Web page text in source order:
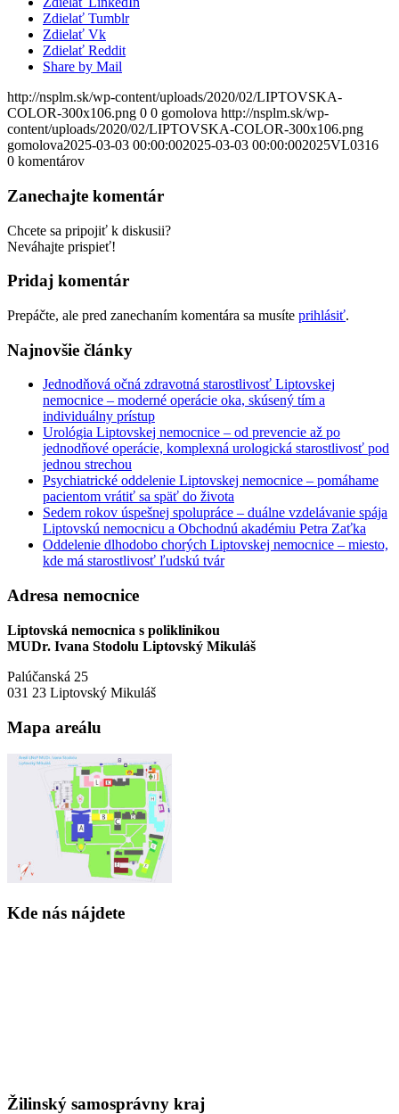
Zdielať Tumblr
Zdielať Vk
Zdielať Reddit
Share by Mail
http://nsplm.sk/wp-content/uploads/2020/02/LIPTOVSKA-
COLOR-300x106.png 0 0 gomolova http://nsplm.sk/wp-
content/uploads/2020/02/LIPTOVSKA-COLOR-300x106.png
gomolova2025-03-03 00:00:002025-03-03 00:00:002025VL0316
0 komentárov
Zanechajte komentár
Chcete sa pripojiť k diskusii?
Neváhajte prispieť!
Pridaj komentár
Prepáčte, ale pred zanechaním komentára sa musíte prihlásiť.
Najnovšie články
Jednodňová očná zdravotná starostlivosť Liptovskej
nemocnice – moderné operácie oka, skúsený tím a
individuálny prístup
Urológia Liptovskej nemocnice – od prevencie až po
jednodňové operácie, komplexná urologická starostlivosť pod
jednou strechou
Psychiatrické oddelenie Liptovskej nemocnice – pomáhame
pacientom vrátiť sa späť do života
Sedem rokov úspešnej spolupráce – duálne vzdelávanie spája
Liptovskú nemocnicu a Obchodnú akadémiu Petra Zaťka
Oddelenie dlhodobo chorých Liptovskej nemocnice – miesto,
kde má starostlivosť ľudskú tvár
Adresa nemocnice
Liptovská nemocnica s poliklinikou
MUDr. Ivana Stodolu Liptovský Mikuláš
Palúčanská 25
031 23 Liptovský Mikuláš
Mapa areálu
Kde nás nájdete
Žilinský samosprávny kraj